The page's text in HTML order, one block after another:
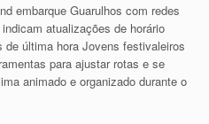
embarque Guarulhos com redes
atualizações de horário
última hora Jovens festivaleiros
para ajustar rotas e se
animado e organizado durante o